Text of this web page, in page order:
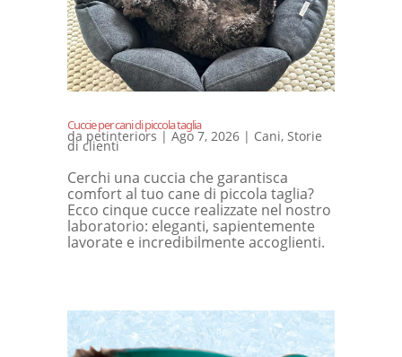
Cuccie per cani di piccola taglia
da petinteriors | Ago 7, 2026| Cani, Storie
di clienti
Cerchi una cuccia che garantisca
comfort al tuo cane di piccola taglia?
Ecco cinque cucce realizzate nel nostro
laboratorio: eleganti, sapientemente
lavorate e incredibilmente accoglienti.